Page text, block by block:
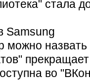
стала
Samsung
можно
во